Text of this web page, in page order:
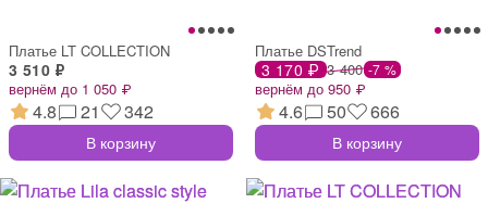
Платье LT COLLECTION
3 510 ₽
вернём до 1 050 ₽
4.8 21 342
В корзину
Платье DSTrend
3 170 ₽ 3 400 -7 %
вернём до 950 ₽
4.6 50 666
В корзину